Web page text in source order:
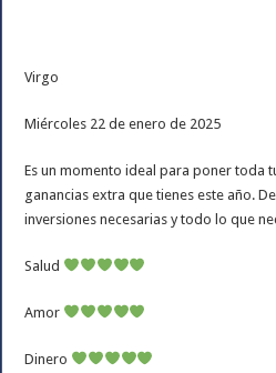
Virgo
Miércoles 22 de enero de 2025
Es un momento ideal para poner toda
ganancias extra que tienes este año.
inversiones necesarias y todo lo que
Salud
Amor
Dinero